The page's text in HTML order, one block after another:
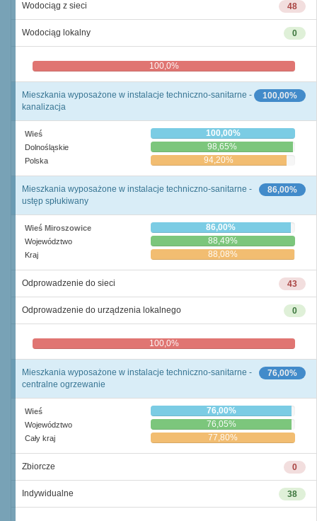
48
Wodociąg z sieci
0
Wodociąg lokalny
100,0%
100,00%
Mieszkania wyposażone w instalacje techniczno-sanitarne -
kanalizacja
Wieś 100,00%
Dolnośląskie 98,65%
Polska 94,20%
86,00%
Mieszkania wyposażone w instalacje techniczno-sanitarne -
ustęp spłukiwany
Wieś Miroszowice 86,00%
Województwo 88,49%
Kraj 88,08%
43
Odprowadzenie do sieci
0
Odprowadzenie do urządzenia lokalnego
100,0%
76,00%
Mieszkania wyposażone w instalacje techniczno-sanitarne -
centralne ogrzewanie
Wieś 76,00%
Województwo 76,05%
Cały kraj 77,80%
0
Zbiorcze
38
Indywidualne